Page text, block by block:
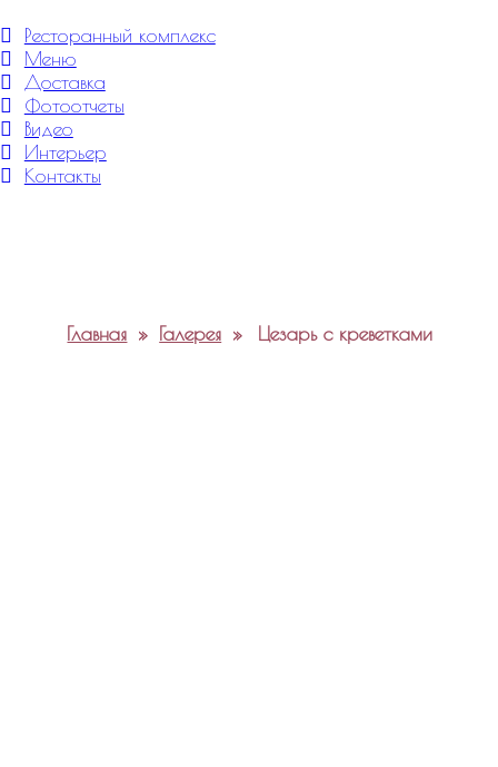
Ресторанный комплекс
Меню
Доставка
Фотоотчеты
Видео
Интерьер
Контакты
Главная » Галерея » Цезарь с креветками